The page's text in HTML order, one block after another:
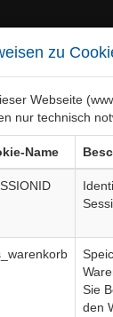
zu
Webseite
nur technisch
Name
Sie
den